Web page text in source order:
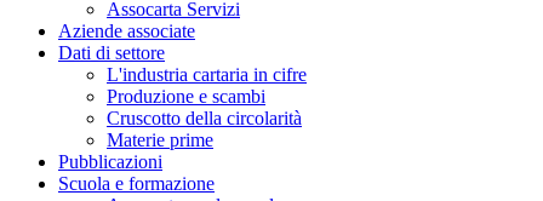
Assocarta Servizi
Aziende associate
Dati di settore
L'industria cartaria in cifre
Produzione e scambi
Cruscotto della circolarità
Materie prime
Pubblicazioni
Scuola e formazione